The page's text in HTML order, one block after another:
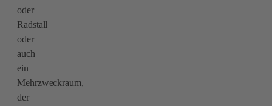
oder
Radstall
oder
auch
ein
Mehrzweckraum,
der